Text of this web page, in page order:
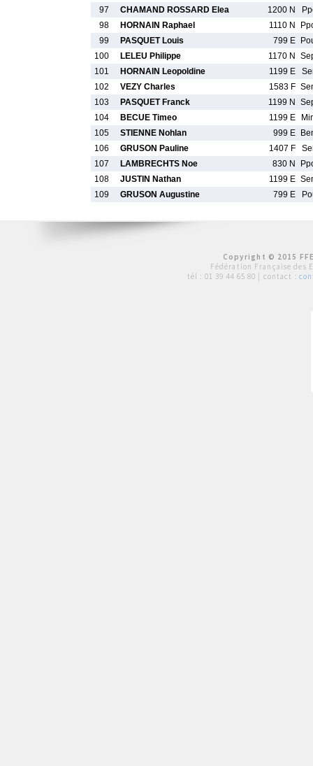
97
CHAMAND ROSSARD Elea 1200 N
98
HORNAIN Raphael 1110 N
99
PASQUET Louis 799 E
100
LELEU Philippe 1170 N
101
HORNAIN Leopoldine 1199 E
102
VEZY Charles 1583 F
103
PASQUET Franck 1199 N
104
BECUE Timeo 1199 E
105
STIENNE Nohlan 999 E
106
GRUSON Pauline 1407 F
107
LAMBRECHTS Noe 830 N
108
JUSTIN Nathan 1199 E
109
GRUSON Augustine 799 E
Copyright © 2015
Fédération Française des
tél : 01 39 44 65 80 | contact :